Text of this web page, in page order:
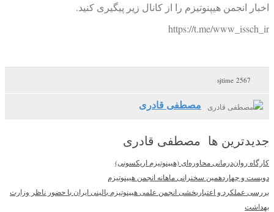
اخبار انجمن هیپنوتیزم را از کانال زیر پیگیری کنید.
https://t.me/www_issch_ir
2567 sjtime
مصطفی قادری
جدیدترین ها مصطفی قادری
کارگاه روان‌درمانی محاوره‌ای (هیپنوتیزم اریکسونی)
دویست و چهاردهمین سخنرانی ماهانه انجمن هیپنوتیزم
بررسی عملکرد و اعتباربخشی انجمن علمی هیپنوتیزم بالینی ایران با حضور ناظر وزارت
بهداشت